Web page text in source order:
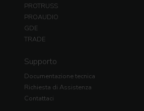
PROTRUSS
PROAUDIO
GDE
TRADE
Supporto
Documentazione tecnica
Richiesta di Assistenza
Contattaci